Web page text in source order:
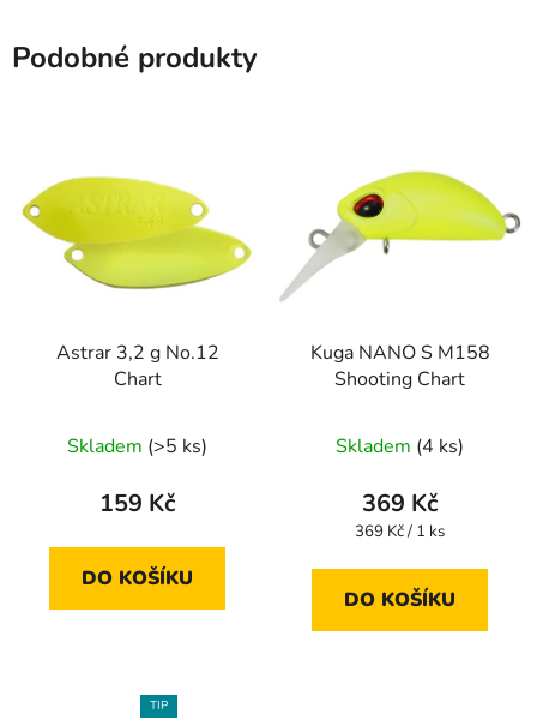
Podobné produkty
Astrar 3,2 g No.12
Chart
Skladem (>5 ks)
159 Kč
DO KOŠÍKU
Kuga NANO S M158
Shooting Chart
Skladem (4 ks)
369 Kč
Měrná
369 Kč / 1 ks
DO KOŠÍKU
TIP